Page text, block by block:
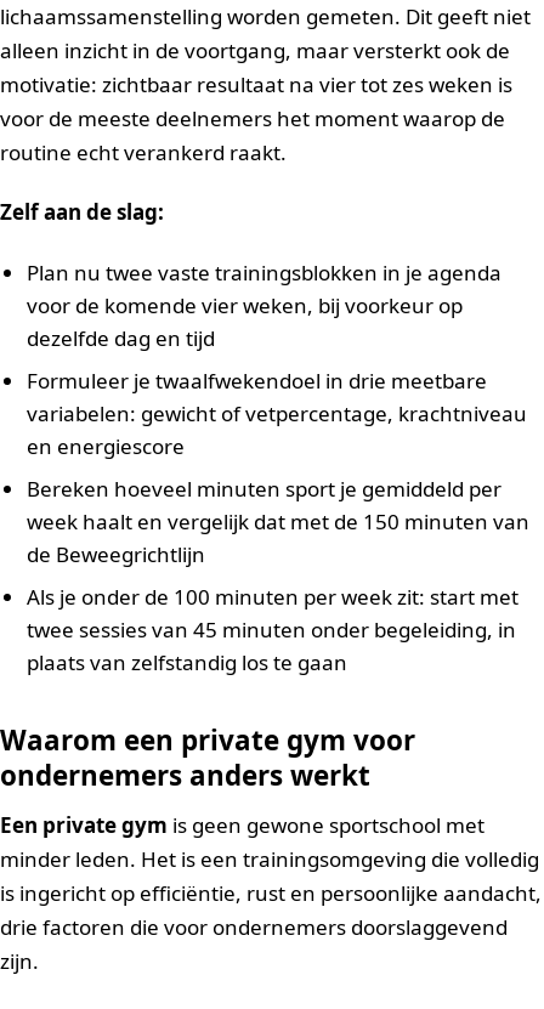
lichaamssamenstelling worden gemeten. Dit geeft niet
alleen inzicht in de voortgang, maar versterkt ook de
motivatie: zichtbaar resultaat na vier tot zes weken is
voor de meeste deelnemers het moment waarop de
routine echt verankerd raakt.
Zelf aan de slag:
Plan nu twee vaste trainingsblokken in je agenda
voor de komende vier weken, bij voorkeur op
dezelfde dag en tijd
Formuleer je twaalfwekendoel in drie meetbare
variabelen: gewicht of vetpercentage, krachtniveau
en energiescore
Bereken hoeveel minuten sport je gemiddeld per
week haalt en vergelijk dat met de 150 minuten van
de Beweegrichtlijn
Als je onder de 100 minuten per week zit: start met
twee sessies van 45 minuten onder begeleiding, in
plaats van zelfstandig los te gaan
Waarom een private gym voor
ondernemers anders werkt
Een private gym is geen gewone sportschool met
minder leden. Het is een trainingsomgeving die volledig
is ingericht op efficiëntie, rust en persoonlijke aandacht,
drie factoren die voor ondernemers doorslaggevend
zijn.